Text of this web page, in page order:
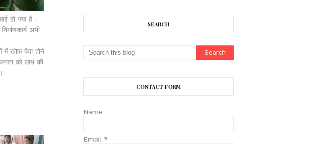
हो गया है।
अभी
खौफ पैदा होने
को लाभ की
SEARCH
CONTACT FORM
Name
Email*